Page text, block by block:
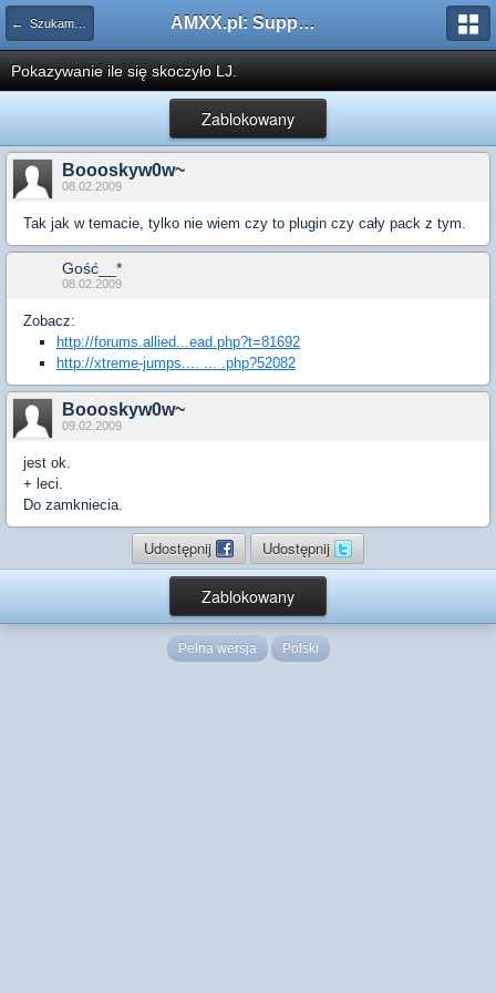
← Szukam pluginu AMXX.pl: Support AMX Mod X i SourceMod
Pokazywanie ile się skoczyło LJ.
Zablokowany
Boooskyw0w~
08.02.2009
Tak jak w temacie, tylko nie wiem czy to plugin czy cały pack z tym.
Gość__*
08.02.2009
Zobacz:
http://forums.allied...ead.php?t=81692
http://xtreme-jumps.... ... .php?52082
Boooskyw0w~
09.02.2009
jest ok.
+ leci.
Do zamkniecia.
Udostępnij Udostępnij
Zablokowany
Pełna wersja Polski